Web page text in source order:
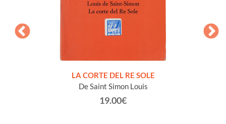
LA CORTE DEL RE SOLE
De Saint Simon Louis
19.00€